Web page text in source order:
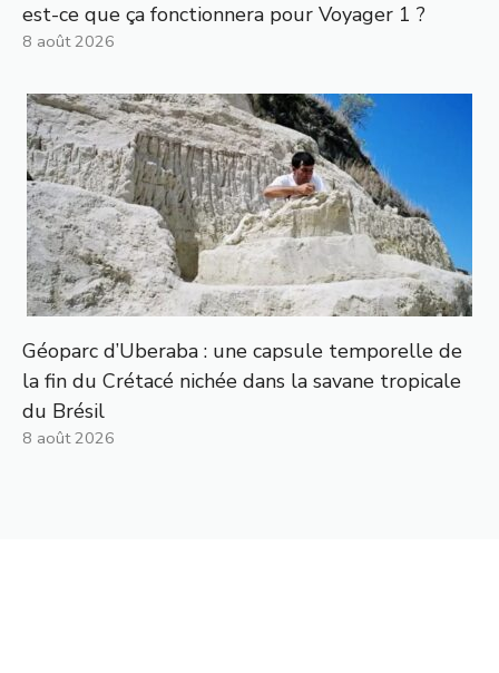
est-ce que ça fonctionnera pour Voyager 1 ?
8 août 2026
Géoparc d’Uberaba : une capsule temporelle de
la fin du Crétacé nichée dans la savane tropicale
du Brésil
8 août 2026